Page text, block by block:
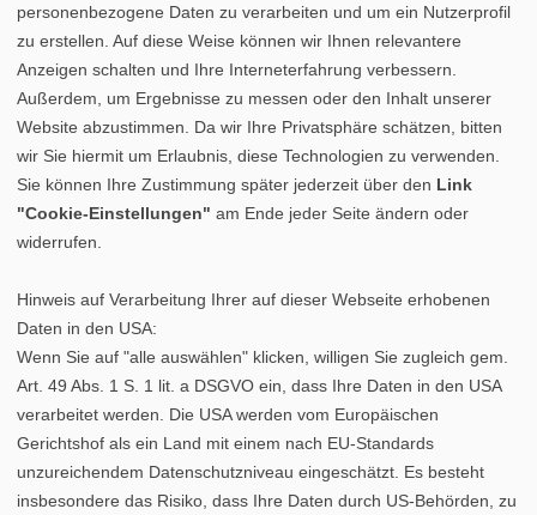
personenbezogene Daten zu verarbeiten und um ein Nutzerprofil
zu erstellen. Auf diese Weise können wir Ihnen relevantere
Anzeigen schalten und Ihre Interneterfahrung verbessern.
Außerdem, um Ergebnisse zu messen oder den Inhalt unserer
Website abzustimmen. Da wir Ihre Privatsphäre schätzen, bitten
wir Sie hiermit um Erlaubnis, diese Technologien zu verwenden.
Sie können Ihre Zustimmung später jederzeit über den Link
"Cookie-Einstellungen" am Ende jeder Seite ändern oder
widerrufen.
Hinweis auf Verarbeitung Ihrer auf dieser Webseite erhobenen
Daten in den USA:
Wenn Sie auf "alle auswählen" klicken, willigen Sie zugleich gem.
Art. 49 Abs. 1 S. 1 lit. a DSGVO ein, dass Ihre Daten in den USA
verarbeitet werden. Die USA werden vom Europäischen
Gerichtshof als ein Land mit einem nach EU-Standards
unzureichendem Datenschutzniveau eingeschätzt. Es besteht
insbesondere das Risiko, dass Ihre Daten durch US-Behörden, zu